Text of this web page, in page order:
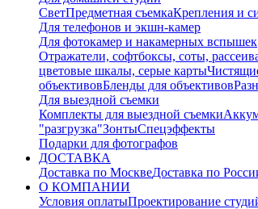
СветПредметная съемкаКрепления и
Для телефонов и экшн-камер
Для фотокамер и накамерных вспышек
Отражатели, софтбоксы, соты,
цветовые шкалы, серые карты
объективовБленды для объективов
Для выездной съемки
Комплекты для выездной съемки
"разгрузка"ЗонтыСпецэффекты
Подарки для фотографов
ДОСТАВКА
Доставка по МосквеДоставка по
О КОМПАНИИ
Условия оплатыПроектирование